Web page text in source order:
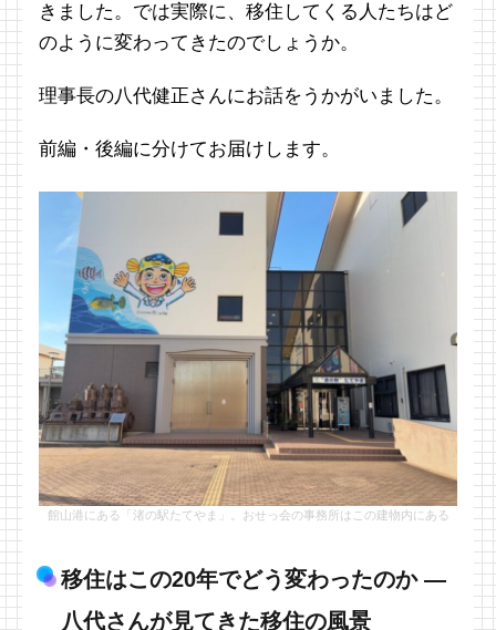
きました。では実際に、移住してくる人たちはど
のように変わってきたのでしょうか。
理事長の八代健正さんにお話をうかがいました。
前編・後編に分けてお届けします。
館山港にある「渚の駅たてやま」。おせっ会の事務所はこの建物内にある
移住はこの20年でどう変わったのか ―
八代さんが見てきた移住の風景